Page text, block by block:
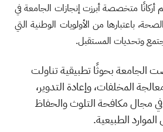
متخصصة أبرزت إنجازات الجامعة في
باعتبارها من الأولويات الوطنية التي
وتحديات المستقبل.
الجامعة بحوثًا تطبيقية تناولت
المخلفات، وإعادة التدوير،
في مجال مكافحة التلوث والحفاظ
الطبيعية.